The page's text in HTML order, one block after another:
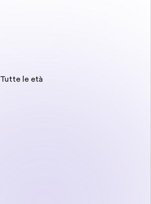
Tutte le età